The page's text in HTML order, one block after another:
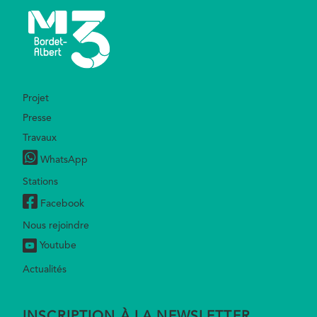
Footer
Projet
Presse
Travaux
WhatsApp
Stations
Facebook
Nous rejoindre
Youtube
Actualités